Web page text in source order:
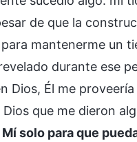
de que la
mantenerme un
durante ese
Dios, Él me
que me dieron
solo para que